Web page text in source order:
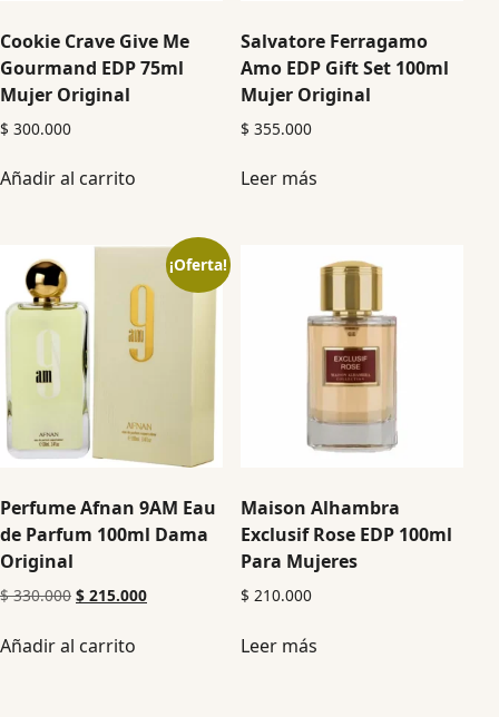
Cookie Crave Give Me
Gourmand EDP 75ml
Mujer Original
$ 300.000
Añadir al carrito
Salvatore Ferragamo
Amo EDP Gift Set 100ml
Mujer Original
$ 355.000
Leer más
¡Oferta!
Perfume Afnan 9AM Eau
de Parfum 100ml Dama
Original
$330.000 $ 215.000
Añadir al carrito
Maison Alhambra
Exclusif Rose EDP 100ml
Para Mujeres
$ 210.000
Leer más